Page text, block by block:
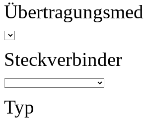
Steckverbinder
Typ